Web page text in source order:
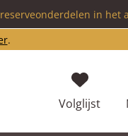
in het
.
VolglijstJe